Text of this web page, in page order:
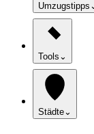
Umzugstipps
Tools ⌄
Städte⌄